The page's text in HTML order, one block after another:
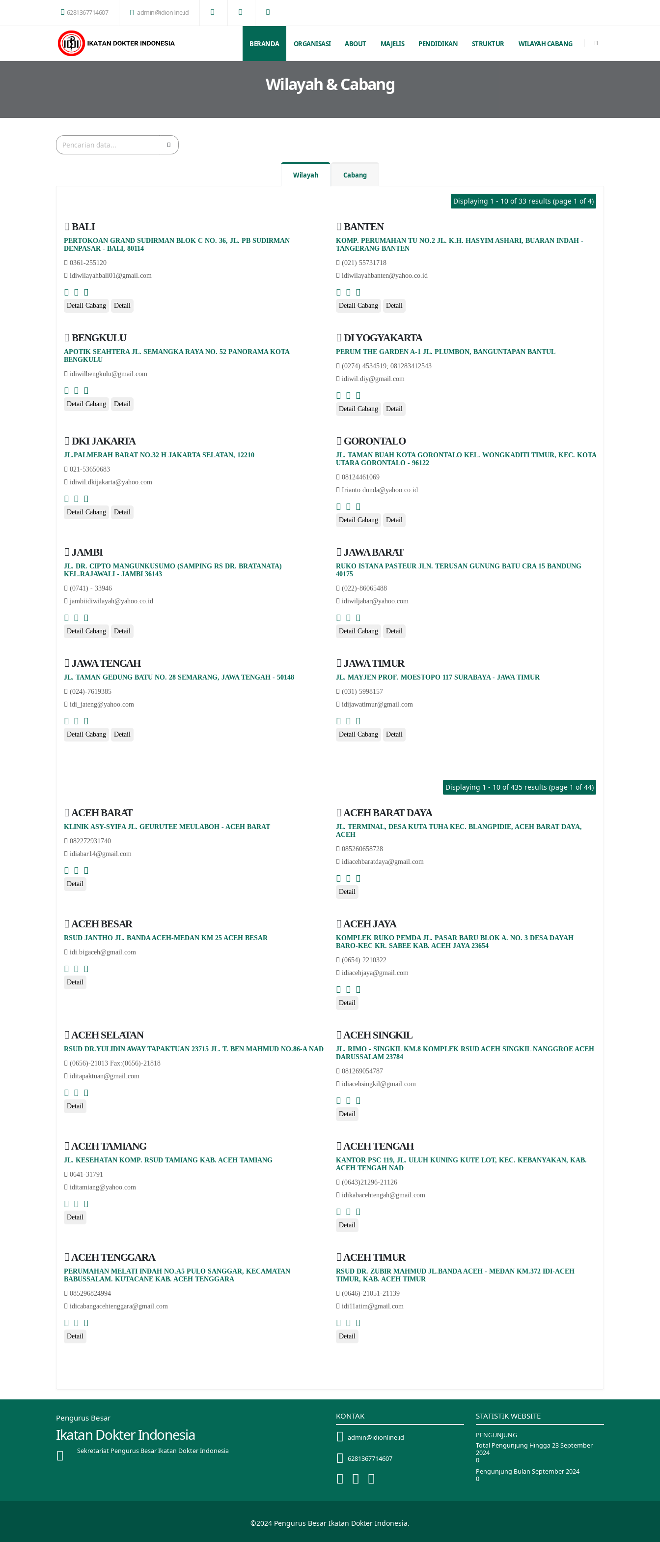
6281367714607 admin@idionline.id
BERANDA ORGANISASI ABOUT MAJELIS PENDIDIKAN STRUKTUR WILAYAH CABANG
Wilayah & Cabang
Wilayah Cabang
Displaying 1 - 10 of 33 results (page 1 of 4)
BALI
PERTOKOAN GRAND SUDIRMAN BLOK C NO. 36, JL. PB SUDIRMAN
DENPASAR - BALI, 80114
0361-255120
idiwilayahbali01@gmail.com
Detail Cabang Detail
BANTEN
KOMP. PERUMAHAN TU NO.2 JL. K.H. HASYIM ASHARI, BUARAN INDAH -
TANGERANG BANTEN
(021) 55731718
idiwilayahbanten@yahoo.co.id
Detail Cabang Detail
BENGKULU
APOTIK SEAHTERA JL. SEMANGKA RAYA NO. 52 PANORAMA KOTA
BENGKULU
idiwilbengkulu@gmail.com
Detail Cabang Detail
DI YOGYAKARTA
PERUM THE GARDEN A-1 JL. PLUMBON, BANGUNTAPAN BANTUL
(0274) 4534519; 081283412543
idiwil.diy@gmail.com
Detail Cabang Detail
DKI JAKARTA
JL.PALMERAH BARAT NO.32 H JAKARTA SELATAN, 12210
021-53650683
idiwil.dkijakarta@yahoo.com
Detail Cabang Detail
GORONTALO
JL. TAMAN BUAH KOTA GORONTALO KEL. WONGKADITI TIMUR, KEC. KOTA
UTARA GORONTALO - 96122
08124461069
Irianto.dunda@yahoo.co.id
Detail Cabang Detail
JAMBI
JL. DR. CIPTO MANGUNKUSUMO (SAMPING RS DR. BRATANATA)
KEL.RAJAWALI - JAMBI 36143
(0741) - 33946
jambiidiwilayah@yahoo.co.id
Detail Cabang Detail
JAWA BARAT
RUKO ISTANA PASTEUR JLN. TERUSAN GUNUNG BATU CRA 15 BANDUNG
40175
(022)-86065488
idiwiljabar@yahoo.com
Detail Cabang Detail
JAWA TENGAH
JL. TAMAN GEDUNG BATU NO. 28 SEMARANG, JAWA TENGAH - 50148
(024)-7619385
idi_jateng@yahoo.com
Detail Cabang Detail
JAWA TIMUR
JL. MAYJEN PROF. MOESTOPO 117 SURABAYA - JAWA TIMUR
(031) 5998157
idijawatimur@gmail.com
Detail Cabang Detail
Displaying 1 - 10 of 435 results (page 1 of 44)
ACEH BARAT
KLINIK ASY-SYIFA JL. GEURUTEE MEULABOH - ACEH BARAT
082272931740
idiabar14@gmail.com
Detail
ACEH BARAT DAYA
JL. TERMINAL, DESA KUTA TUHA KEC. BLANGPIDIE, ACEH BARAT DAYA,
ACEH
085260658728
idiacehbaratdaya@gmail.com
Detail
ACEH BESAR
RSUD JANTHO JL. BANDA ACEH-MEDAN KM 25 ACEH BESAR
idi.bigaceh@gmail.com
Detail
ACEH JAYA
KOMPLEK RUKO PEMDA JL. PASAR BARU BLOK A. NO. 3 DESA DAYAH
BARO-KEC KR. SABEE KAB. ACEH JAYA 23654
(0654) 2210322
idiacehjaya@gmail.com
Detail
ACEH SELATAN
RSUD DR.YULIDIN AWAY TAPAKTUAN 23715 JL. T. BEN MAHMUD NO.86-A NAD
(0656)-21013 Fax:(0656)-21818
iditapaktuan@gmail.com
Detail
ACEH SINGKIL
JL. RIMO - SINGKIL KM.8 KOMPLEK RSUD ACEH SINGKIL NANGGROE ACEH
DARUSSALAM 23784
081269054787
idiacehsingkil@gmail.com
Detail
ACEH TAMIANG
JL. KESEHATAN KOMP. RSUD TAMIANG KAB. ACEH TAMIANG
0641-31791
iditamiang@yahoo.com
Detail
ACEH TENGAH
KANTOR PSC 119, JL. ULUH KUNING KUTE LOT, KEC. KEBANYAKAN, KAB.
ACEH TENGAH NAD
(0643)21296-21126
idikabacehtengah@gmail.com
Detail
ACEH TENGGARA
PERUMAHAN MELATI INDAH NO.A5 PULO SANGGAR, KECAMATAN
BABUSSALAM. KUTACANE KAB. ACEH TENGGARA
085296824994
idicabangacehtenggara@gmail.com
Detail
ACEH TIMUR
RSUD DR. ZUBIR MAHMUD JL.BANDA ACEH - MEDAN KM.372 IDI-ACEH
TIMUR, KAB. ACEH TIMUR
(0646)-21051-21139
idi11atim@gmail.com
Detail
Pengurus Besar
Ikatan Dokter Indonesia
Sekretariat Pengurus Besar Ikatan Dokter Indonesia
KONTAK
admin@idionline.id
6281367714607
STATISTIK WEBSITE
PENGUNJUNG
Total Pengunjung Hingga 23 September
2024
0
Pengunjung Bulan September 2024
0
©2024 Pengurus Besar Ikatan Dokter Indonesia.